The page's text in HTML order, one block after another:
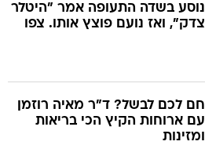
נוסע בשדה התעופה אמר "היטלר
צדק", ואז נועם פוצץ אותו. צפו
חם לכם לבשל? ד"ר מאיה רוזמן
עם ארוחות הקיץ הכי בריאות
ומזינות